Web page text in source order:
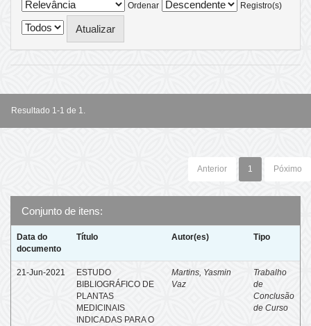
Ordenar
Registro(s)
Resultado 1-1 de 1.
Anterior 1 Póximo
Conjunto de itens:
Data do
documento
Título Autor(es) Tipo
21-Jun-2021
ESTUDO
BIBLIOGRÁFICO DE
PLANTAS
MEDICINAIS
INDICADAS PARA O
Martins, Yasmin
Vaz
Trabalho
de
Conclusão
de Curso